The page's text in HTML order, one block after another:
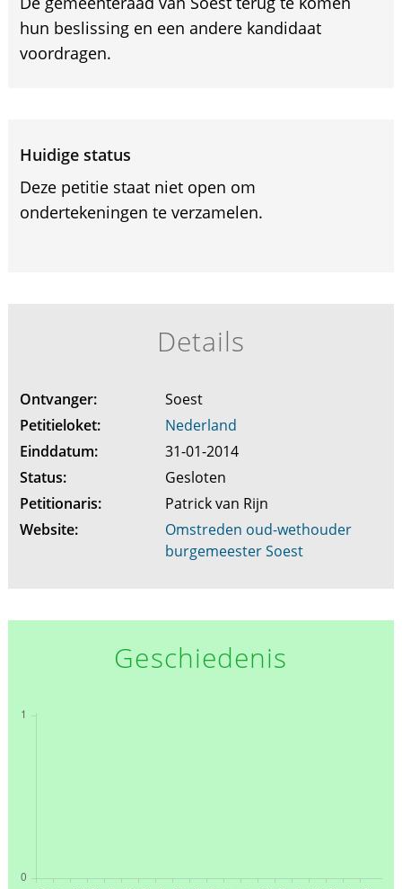
hun beslissing en een andere kandidaat
voordragen.
Huidige status
Deze petitie staat niet open om
ondertekeningen te verzamelen.
Details
Ontvanger:
Soest
Petitieloket:
Nederland
Einddatum:
31-01-2014
Status:
Gesloten
Petitionaris:
Patrick van Rijn
Website:
Omstreden oud-wethouder
burgemeester Soest
Geschiedenis